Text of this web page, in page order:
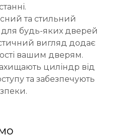
та стильний
будь-яких дверей
вигляд додає
вашим дверям.
циліндр від
та забезпечують